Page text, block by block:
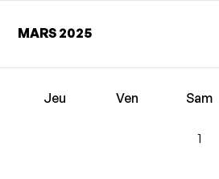
MARS 2025
Jeu Ven Sam
1